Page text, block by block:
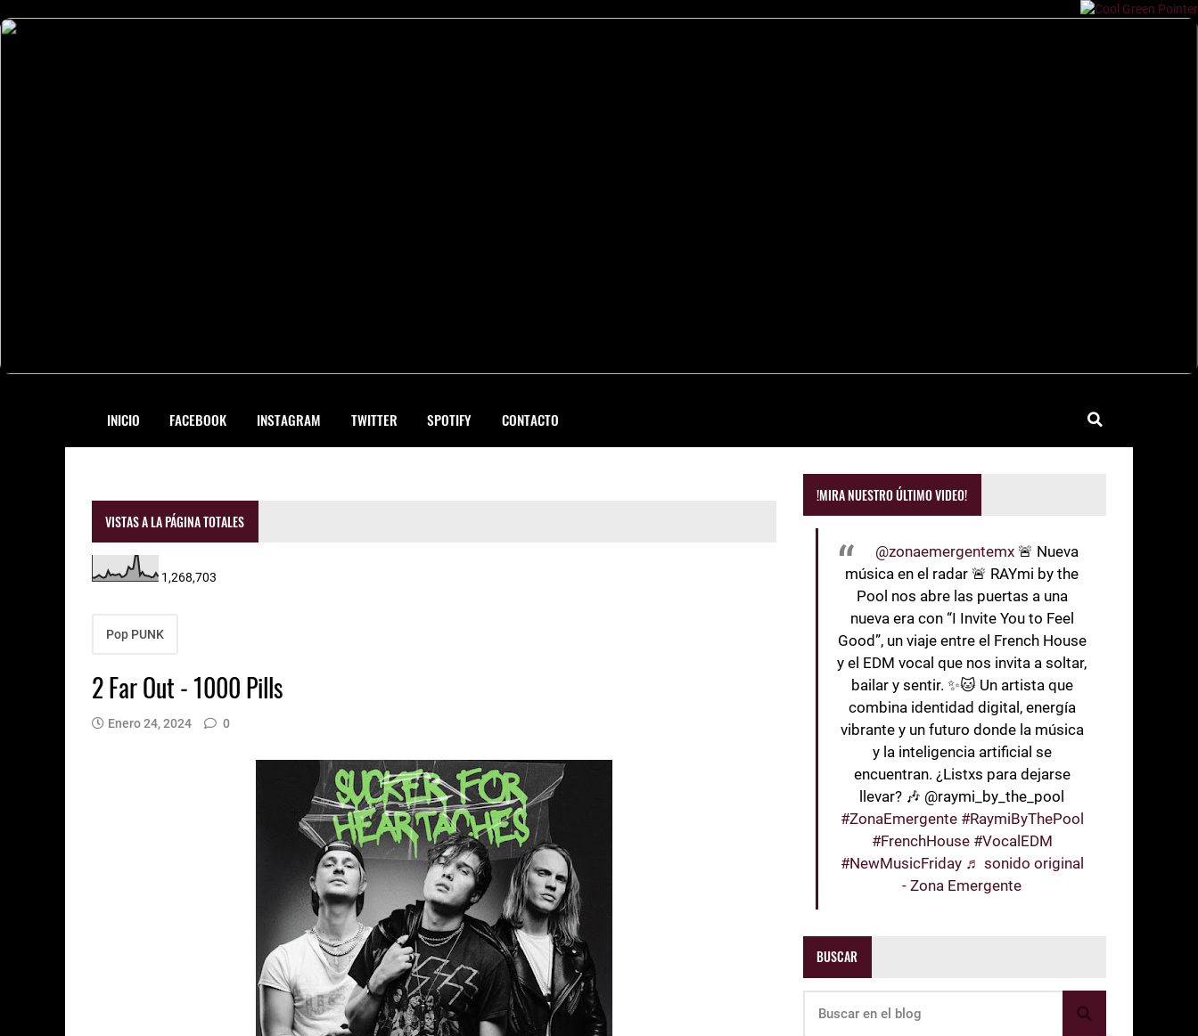
INICIO FACEBOOK INSTAGRAM TWITTER SPOTIFY CONTACTO
VISTAS A LA PÁGINA TOTALES
1,268,703
Pop PUNK
2 Far Out - 1000 Pills
Enero 24, 2024 0
!MIRA NUESTRO ÚLTIMO VIDEO!
@zonaemergentemx 🚨 Nueva
música en el radar 🚨 RAYmi by the
Pool nos abre las puertas a una
nueva era con “I Invite You to Feel
Good”, un viaje entre el French House
y el EDM vocal que nos invita a soltar,
bailar y sentir. ✨🐱 Un artista que
combina identidad digital, energía
vibrante y un futuro donde la música
y la inteligencia artificial se
encuentran. ¿Listxs para dejarse
llevar? 🎶 @raymi_by_the_pool
#ZonaEmergente #RaymiByThePool
#FrenchHouse #VocalEDM
#NewMusicFriday ♬ sonido original
- Zona Emergente
BUSCAR